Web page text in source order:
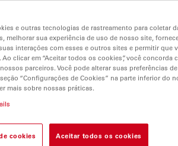
óptica para
to enquire about recent alternative
e outras tecnologias de rastreamento para coletar
melhorar sua experiência de uso de nosso site,
interações com esses e outros sites e permitir que
clicar em “Aceitar todos os cookies”, você concorda
parceiros. Você pode alterar suas preferências de
“Configurações de Cookies” na parte inferior do
mais sobre nossas práticas.
cookies Aceitar todos os cookies